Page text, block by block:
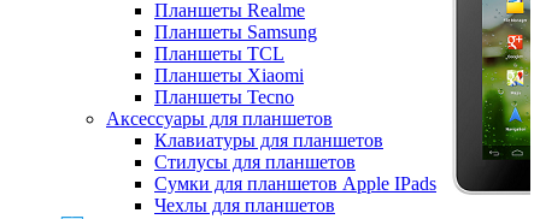
Планшеты Realme
Планшеты Samsung
Планшеты TCL
Планшеты Xiaomi
Планшеты Tecno
Аксессуары для планшетов
Клавиатуры для планшетов
Стилусы для планшетов
Сумки для планшетов Apple IPads
Чехлы для планшетов